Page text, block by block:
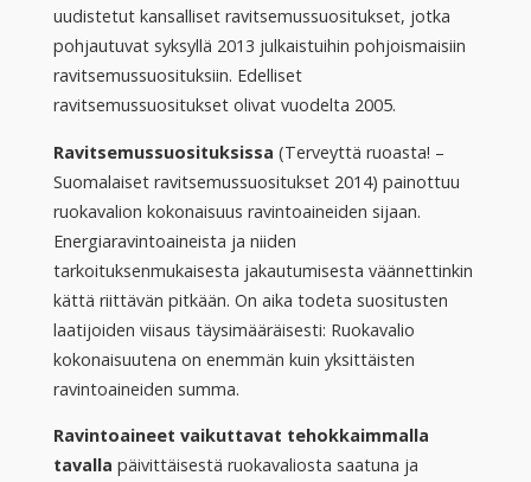
uudistetut kansalliset ravitsemussuositukset, jotka
pohjautuvat syksyllä 2013 julkaistuihin pohjoismaisiin
ravitsemussuosituksiin. Edelliset
ravitsemussuositukset olivat vuodelta 2005.
Ravitsemussuosituksissa (Terveyttä ruoasta! –
Suomalaiset ravitsemussuositukset 2014) painottuu
ruokavalion kokonaisuus ravintoaineiden sijaan.
Energiaravintoaineista ja niiden
tarkoituksenmukaisesta jakautumisesta väännettinkin
kättä riittävän pitkään. On aika todeta suositusten
laatijoiden viisaus täysimääräisesti: Ruokavalio
kokonaisuutena on enemmän kuin yksittäisten
ravintoaineiden summa.
Ravintoaineet vaikuttavat tehokkaimmalla
tavalla päivittäisestä ruokavaliosta saatuna ja